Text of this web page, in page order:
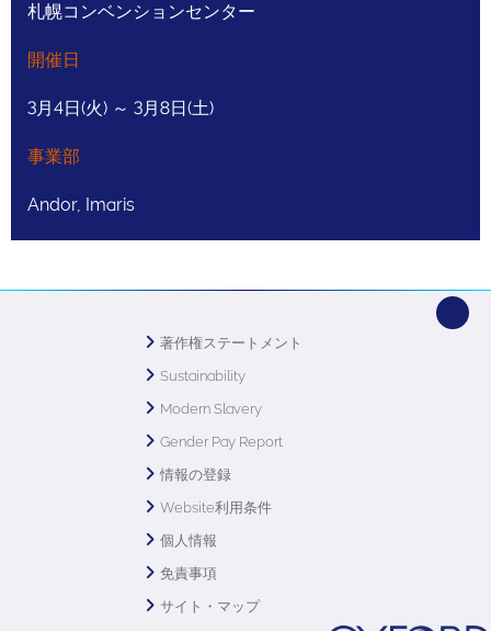
札幌コンベンションセンター
開催日
3月4日(火) ～ 3月8日(土)
事業部
Andor, Imaris
著作権ステートメント
Sustainability
Modern Slavery
Gender Pay Report
情報の登録
Website利用条件
個人情報
免責事項
サイト・マップ